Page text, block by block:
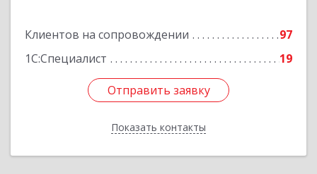
Клиентов на сопровождении
97
1С:Специалист
19
Отправить заявку
Показать контакты
Отправить заявку
Назад